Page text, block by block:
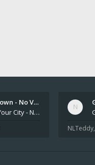
Womans In Your Town - No Veri…
Private Girls From Your City - No Selfie - Anonymous Adult Dating https://privatedates.live Private Girls In Your
NLTeddy,